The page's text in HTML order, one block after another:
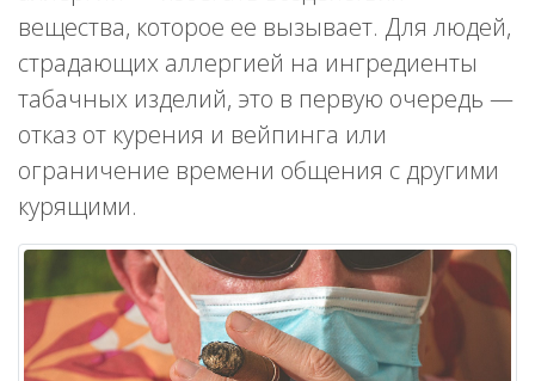
вещества, которое ее вызывает. Для людей,
страдающих аллергией на ингредиенты
табачных изделий, это в первую очередь —
отказ от курения и вейпинга или
ограничение времени общения с другими
курящими.